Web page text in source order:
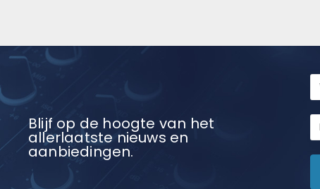
Blijf op de hoogte van het
allerlaatste nieuws en
aanbiedingen.